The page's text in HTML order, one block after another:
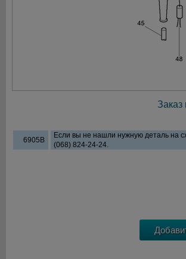
Заказ
6905B
Если вы не нашли нужную деталь на
(068) 824-24-24.